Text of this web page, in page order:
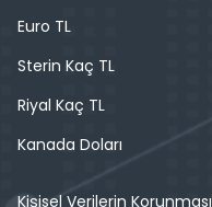
Euro TL
Sterin Kaç TL
Riyal Kaç TL
Kanada Doları
Kişisel Verilerin Korunması